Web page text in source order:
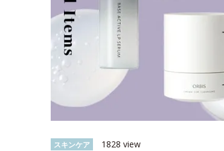
スキンケア 1828 view